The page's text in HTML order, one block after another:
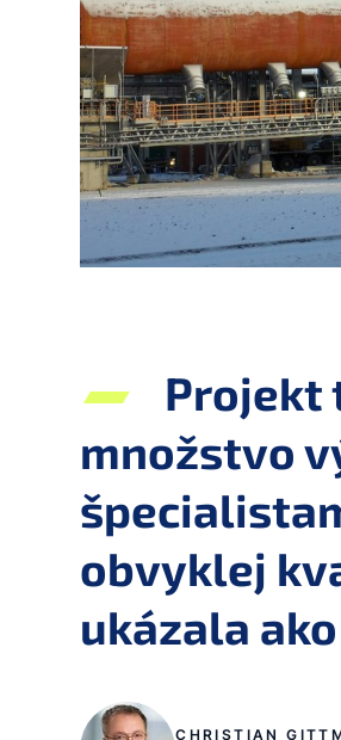
Projekt
množstvo
obvyklej
ukázala
CHRISTIAN